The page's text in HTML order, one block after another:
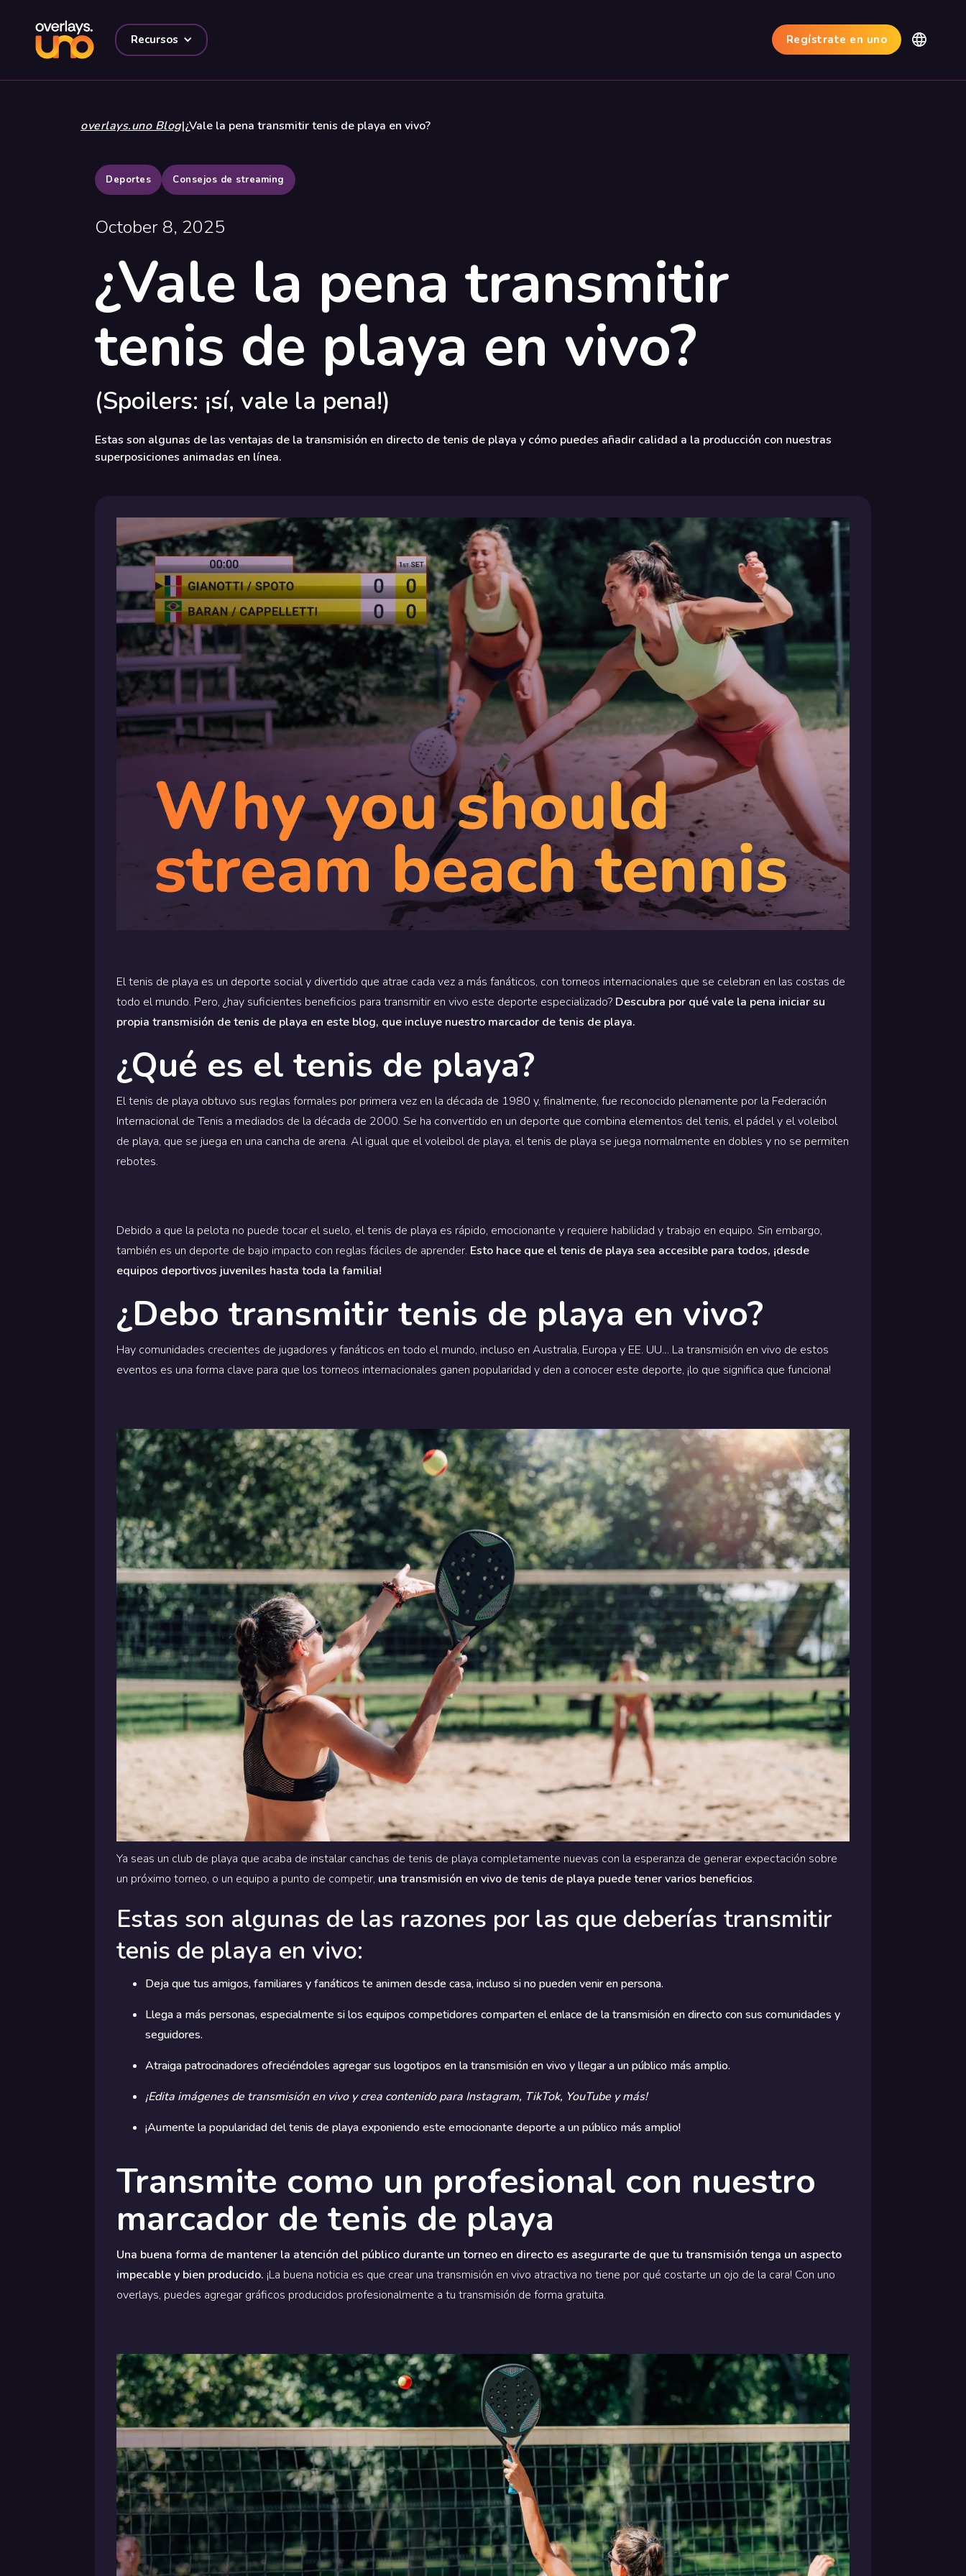
Recursos Regístrate en uno
overlays.uno Blog|¿Vale la pena transmitir tenis de playa en vivo?
Deportes Consejos de streaming
October 8, 2025
¿Vale la pena transmitir
tenis de playa en vivo?
(Spoilers: ¡sí, vale la pena!)
Estas son algunas de las ventajas de la transmisión en directo de tenis de playa y cómo puedes añadir calidad a la producción con nuestras
superposiciones animadas en línea.
El tenis de playa es un deporte social y divertido que atrae cada vez a más fanáticos, con torneos internacionales que se celebran en las costas de
todo el mundo. Pero, ¿hay suficientes beneficios para transmitir en vivo este deporte especializado? Descubra por qué vale la pena iniciar su
propia transmisión de tenis de playa en este blog, que incluye nuestro marcador de tenis de playa.
¿Qué es el tenis de playa?
El tenis de playa obtuvo sus reglas formales por primera vez en la década de 1980 y, finalmente, fue reconocido plenamente por la Federación
Internacional de Tenis a mediados de la década de 2000. Se ha convertido en un deporte que combina elementos del tenis, el pádel y el voleibol
de playa, que se juega en una cancha de arena. Al igual que el voleibol de playa, el tenis de playa se juega normalmente en dobles y no se permiten
rebotes.
Debido a que la pelota no puede tocar el suelo, el tenis de playa es rápido, emocionante y requiere habilidad y trabajo en equipo. Sin embargo,
también es un deporte de bajo impacto con reglas fáciles de aprender. Esto hace que el tenis de playa sea accesible para todos, ¡desde
equipos deportivos juveniles hasta toda la familia!
¿Debo transmitir tenis de playa en vivo?
Hay comunidades crecientes de jugadores y fanáticos en todo el mundo, incluso en Australia, Europa y EE. UU... La transmisión en vivo de estos
eventos es una forma clave para que los torneos internacionales ganen popularidad y den a conocer este deporte, ¡lo que significa que funciona!
Ya seas un club de playa que acaba de instalar canchas de tenis de playa completamente nuevas con la esperanza de generar expectación sobre
un próximo torneo, o un equipo a punto de competir, una transmisión en vivo de tenis de playa puede tener varios beneficios.
Estas son algunas de las razones por las que deberías transmitir
tenis de playa en vivo:
Deja que tus amigos, familiares y fanáticos te animen desde casa, incluso si no pueden venir en persona.
Llega a más personas, especialmente si los equipos competidores comparten el enlace de la transmisión en directo con sus comunidades y
seguidores.
Atraiga patrocinadores ofreciéndoles agregar sus logotipos en la transmisión en vivo y llegar a un público más amplio.
¡Edita imágenes de transmisión en vivo y crea contenido para Instagram, TikTok, YouTube y más!
¡Aumente la popularidad del tenis de playa exponiendo este emocionante deporte a un público más amplio!
Transmite como un profesional con nuestro
marcador de tenis de playa
Una buena forma de mantener la atención del público durante un torneo en directo es asegurarte de que tu transmisión tenga un aspecto
impecable y bien producido. ¡La buena noticia es que crear una transmisión en vivo atractiva no tiene por qué costarte un ojo de la cara! Con uno
overlays, puedes agregar gráficos producidos profesionalmente a tu transmisión de forma gratuita.